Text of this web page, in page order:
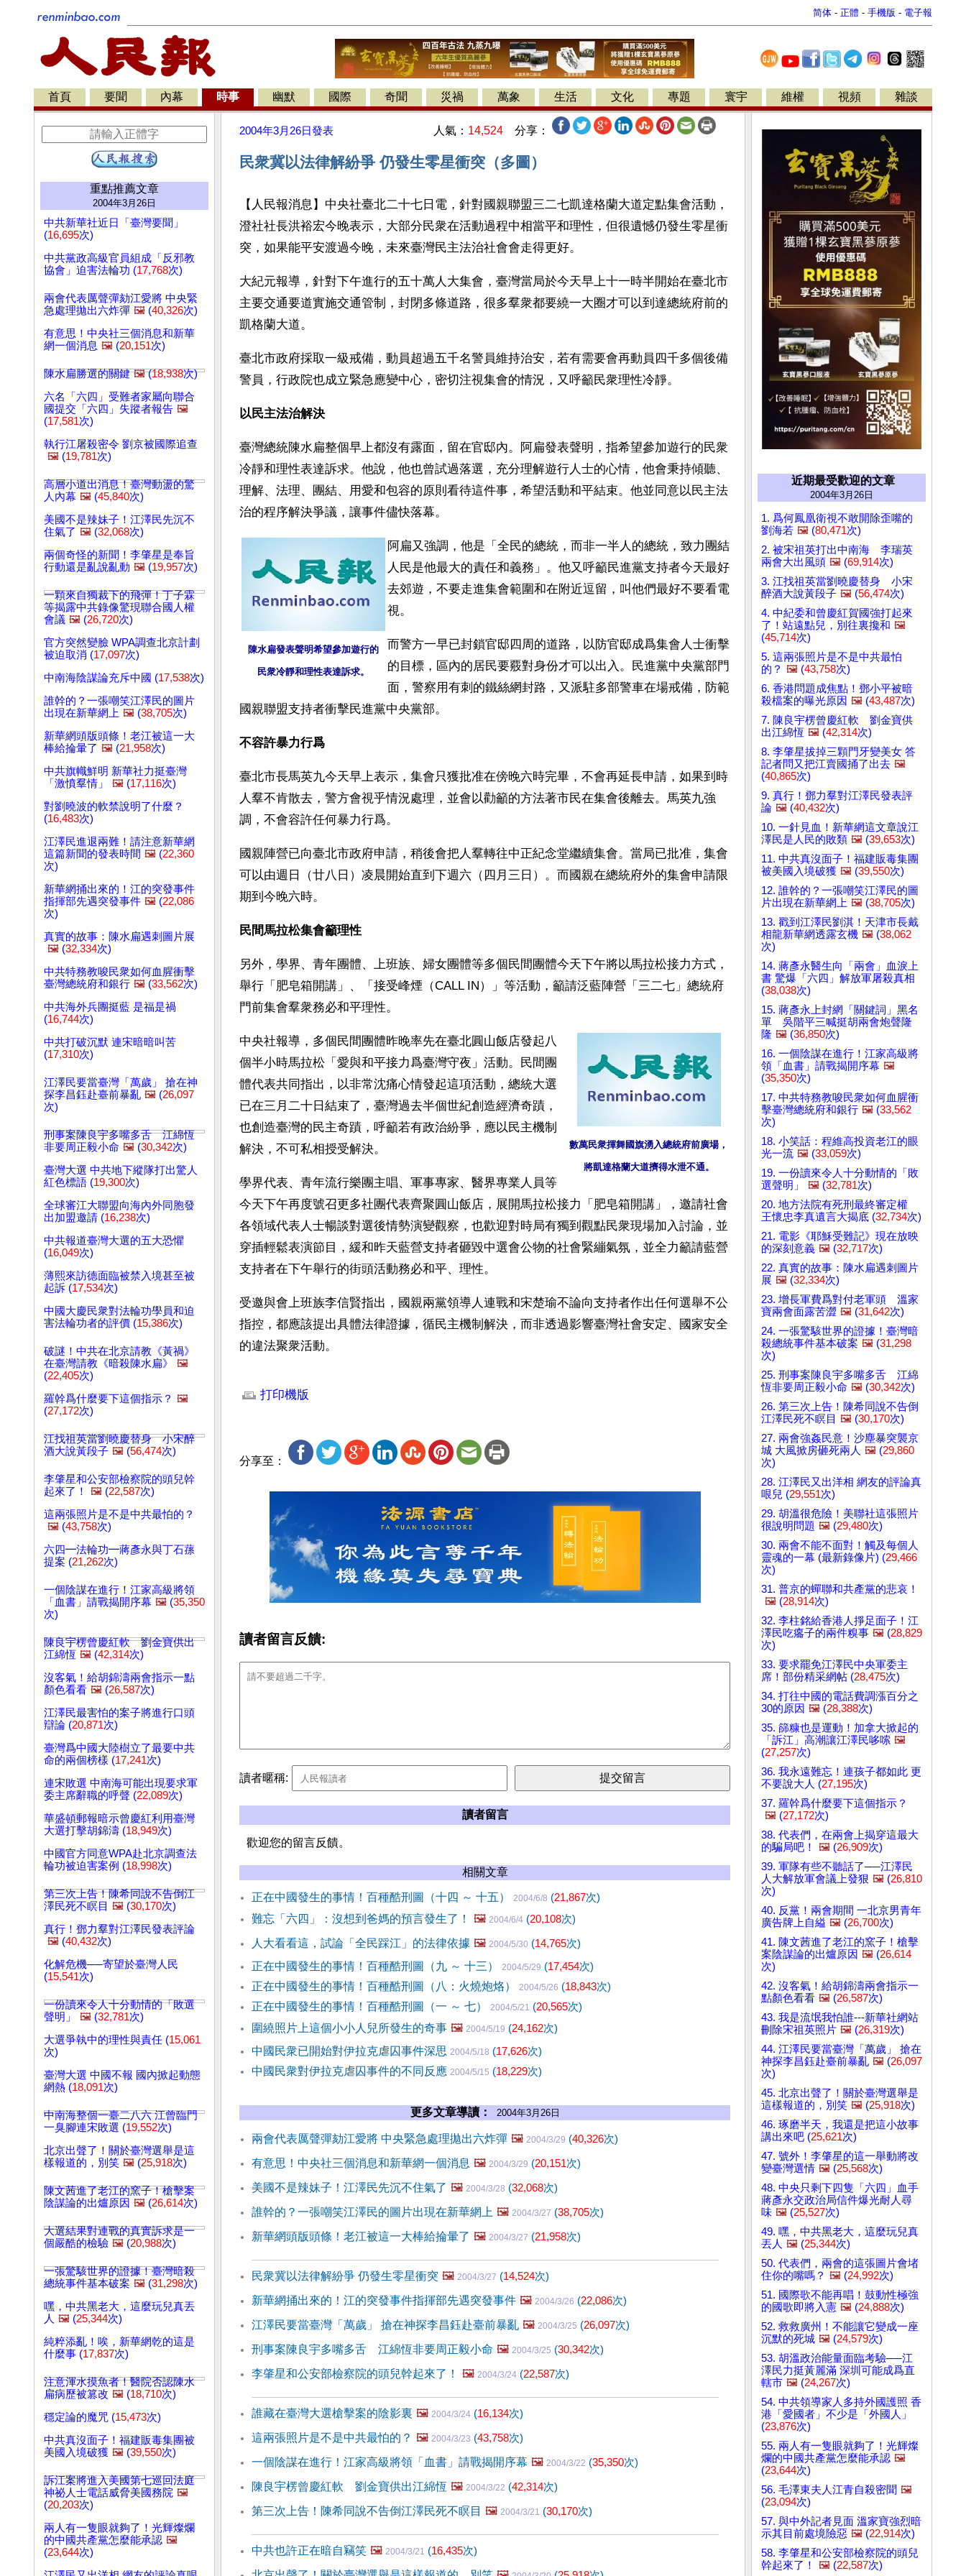
简体 - 正體 - 手機版 - 電子報
首頁 要聞 內幕 時事 幽默 國際 奇聞 災禍 萬象 生活 文化 專題 寰宇 維權 視頻 雜談
重點推薦文章
2004年3月26日
中共新華社近日「臺灣要聞」
(16,695次)
中共黨政高級官員組成「反邪教
協會」迫害法輪功 (17,768次)
兩會代表厲聲彈劾江愛將 中央緊
急處理拋出六炸彈 🖼️ (40,326次)
有意思！中央社三個消息和新華
網一個消息 🖼️ (20,151次)
陳水扁勝選的關鍵 🖼️(18,938次)
六名「六四」受難者家屬向聯合
國提交「六四」失蹤者報告 🖼️
(17,581次)
執行江屠殺密令 劉京被國際追查
🖼️ (19,781次)
高層小道出消息！臺灣動盪的驚
人內幕 🖼️ (45,840次)
美國不是辣妹子！江澤民先沉不
住氣了 🖼️ (32,068次)
兩個奇怪的新聞！李肇星是奉旨
行動還是亂說亂動 🖼️ (19,957次)
一顆來自獨裁下的飛彈！丁子霖
等揭露中共錄像驚現聯合國人權
會議 🖼️ (26,720次)
官方突然變臉 WPA調查北京計劃
被迫取消 (17,097次)
中南海陰謀論充斥中國 (17,538次)
誰幹的？一張嘲笑江澤民的圖片
出現在新華網上 🖼️ (38,705次)
新華網頭版頭條！老江被這一大
棒給掄暈了 🖼️ (21,958次)
中共旗幟鮮明 新華社力挺臺灣
「激憤羣情」
🖼️ (17,116次)
對劉曉波的軟禁說明了什麼？
(16,483次)
江澤民進退兩難！請注意新華網
這篇新聞的發表時間 🖼️ (22,360
次)
新華網捅出來的！江的突發事件
指揮部先遇突發事件 🖼️ (22,086
次)
真實的故事：陳水扁遇刺圖片展
🖼️ (32,334次)
中共特務教唆民衆如何血腥衝擊
臺灣總統府和銀行 🖼️ (33,562次)
中共海外兵團挺藍 是福是禍
(16,744次)
中共打破沉默 連宋暗暗叫苦
(17,310次)
江澤民要當臺灣「萬歲」 搶在神
探李昌鈺赴臺前暴亂 🖼️ (26,097
次)
刑事案陳良宇多嘴多舌 江綿恆
非要周正毅小命 🖼️ (30,342次)
臺灣大選 中共地下縱隊打出驚人
紅色標語 (19,300次)
全球審江大聯盟向海內外同胞發
出加盟邀請 (16,238次)
中共報道臺灣大選的五大恐懼
(16,049次)
薄熙來訪德面臨被禁入境甚至被
起訴 (17,534次)
中國大慶民衆對法輪功學員和迫
害法輪功者的評價 (15,386次)
破謎！中共在北京請教《黃禍》
在臺灣請教《暗殺陳水扁》
🖼️
(22,405次)
羅幹爲什麼要下這個指示？ 🖼️
(27,172次)
江找祖英當劉曉慶替身 小宋醉
酒大說黃段子 🖼️ (56,474次)
李肇星和公安部檢察院的頭兒幹
起來了！
🖼️ (22,587次)
這兩張照片是不是中共最怕的？
🖼️ (43,758次)
六四━法輪功━蔣彥永與丁石蓀
提案 (21,262次)
一個陰謀在進行！江家高級將領
「血書」請戰揭開序幕 🖼️ (35,350
次)
陳良宇楞曾慶紅軟 劉金寶供出
江綿恆 🖼️ (42,314次)
沒客氣！給胡錦濤兩會指示一點
顏色看看 🖼️ (26,587次)
江澤民最害怕的案子將進行口頭
辯論 (20,871次)
臺灣爲中國大陸樹立了最要中共
命的兩個榜樣 (17,241次)
連宋敗選 中南海可能出現要求軍
委主席辭職的呼聲 (22,089次)
華盛頓郵報暗示曾慶紅利用臺灣
大選打擊胡錦濤 (18,949次)
中國官方同意WPA赴北京調查法
輪功被迫害案例 (18,998次)
第三次上告！陳希同說不告倒江
澤民死不瞑目 🖼️ (30,170次)
真行！鄧力羣對江澤民發表評論
🖼️ (40,432次)
化解危機──寄望於臺灣人民
(15,541次)
一份讀來令人十分動情的「敗選
聲明」
🖼️ (32,781次)
大選爭執中的理性與責任 (15,061
次)
臺灣大選 中國不報 國內掀起動態
網熱 (18,091次)
中南海整個一臺二八六 江曾臨門
一臭腳連宋敗選 (19,552次)
北京出聲了！關於臺灣選舉是這
樣報道的，別笑 🖼️ (25,918次)
陳文茜進了老江的窯子！槍擊案
陰謀論的出爐原因 🖼️ (26,614次)
大選結果對連戰的真實訴求是一
個嚴酷的檢驗 🖼️ (20,988次)
一張驚駭世界的證據！臺灣暗殺
總統事件基本破案 🖼️ (31,298次)
嘿，中共黑老大，這麼玩兒真丟
人 🖼️ (25,344次)
純粹添亂！唉，新華網乾的這是
什麼事 (17,837次)
注意渾水摸魚者！醫院否認陳水
扁病歷被篡改 🖼️ (18,710次)
穩定論的魔咒 (15,473次)
中共真沒面子！福建販毒集團被
美國入境破獲 🖼️ (39,550次)
訴江案將進入美國第七巡回法庭
神祕人士電話威脅美國務院 🖼️
(20,203次)
兩人有一隻眼就夠了！光輝燦爛
的中國共產黨怎麼能承認 🖼️
(23,644次)
2004年3月26日發表 人氣： 14,524 分享：
民衆冀以法律解紛爭 仍發生零星衝突（多圖）
【人民報消息】中央社臺北二十七日電，針對國親聯盟三二七凱達格蘭大道定點集會活動，
澄社社長洪裕宏今晚表示，大部分民衆在活動過程中相當平和理性，但很遺憾仍發生零星衝
突，如果能平安渡過今晚，未來臺灣民主法治社會會走得更好。
大紀元報導，針對下午進行的五十萬人大集會，臺灣當局於今天早上十一時半開始在臺北市
主要交通要道實施交通管制，封閉多條道路，很多羣衆都要繞一大圈才可以到達總統府前的
凱格蘭大道。
臺北市政府採取一級戒備，動員超過五千名警員維持治安，若有需要會再動員四千多個後備
警員，行政院也成立緊急應變中心，密切注視集會的情況，又呼籲民衆理性冷靜。
以民主法治解決
臺灣總統陳水扁整個早上都沒有露面，留在官邸內。阿扁發表聲明，指希望參加遊行的民衆
冷靜和理性表達訴求。他說，他也曾試過落選，充分理解遊行人士的心情，他會秉持傾聽、
理解、法理、團結、用愛和包容的原則看待這件事，希望活動和平結束。他並同意以民主法
治的程序解決爭議，讓事件儘快落幕。
陳水扁發表聲明希望參加遊行的
民衆冷靜和理性表達訴求。
阿扁又強調，他是「全民的總統，而非一半人的總統，致力團結
人民是他最大的責任和義務」。他又呼籲民進黨支持者今天最好
去郊遊，不要走進集會範圍和在附近逗留，叫他們最好不要看電
視。
而警方一早已封鎖官邸四周的道路，以防官邸成爲集會人士衝擊
的目標，區內的居民要覈對身份才可以出入。民進黨中央黨部門
面，警察用有刺的鐵絲網封路，又派駐多部警車在場戒備，防範
國親聯盟支持者衝擊民進黨中央黨部。
不容許暴力行爲
臺北市長馬英九今天早上表示，集會只獲批准在傍晚六時完畢，不會再延長申請，如果到時
人羣不肯散去，警方會視乎情況處理，並會以勸籲的方法著市民在集會後離去。馬英九強
調，不會容許任何暴力行爲。
國親陣營已向臺北市政府申請，稍後會把人羣轉往中正紀念堂繼續集會。當局已批准，集會
可以由週日（廿八日）凌晨開始直到下週六（四月三日）。而國親在總統府外的集會申請限
期到今晚六時。
民間馬拉松集會籲理性
另外，學界、青年團體、上班族、婦女團體等多個民間團體今天下午將以馬拉松接力方式，
舉行「肥皂箱開講」、「接受峰煙（CALL IN）」等活動，籲請泛藍陣營「三二七」總統府
門前集會羣衆務必和平理性。
數萬民衆揮舞國旗湧入總統府前廣場，
將凱達格蘭大道擠得水泄不通。
中央社報導，多個民間團體昨晚率先在臺北圓山飯店發起八
個半小時馬拉松「愛與和平接力爲臺灣守夜」活動。民間團
體代表共同指出，以非常沈痛心情發起這項活動，總統大選
已在三月二十日結束了，臺灣過去半個世紀創造經濟奇蹟，
也創造臺灣的民主奇蹟，呼籲若有政治紛爭，應以民主機制
解決，不可私相授受解決。
學界代表、青年流行樂團主唱、軍事專家、醫界專業人員等
今天下午再度號召更多社團代表齊聚圓山飯店，展開馬拉松接力「肥皂箱開講」，邀請社會
各領域代表人士暢談對選後情勢演變觀察，也歡迎對時局有獨到觀點民衆現場加入討論，並
穿插輕鬆表演節目，緩和昨天藍營支持者砸毀中選會公物的社會緊繃氣氛，並全力籲請藍營
支持者在下午舉行的街頭活動務必和平、理性。
受邀與會上班族李信賢指出，國親兩黨領導人連戰和宋楚瑜不論向支持者作出任何選舉不公
指控，都應該提出具體法律證據，循民主機制解決，而非透過影響臺灣社會安定、國家安全
的違法聚衆活動。
打印機版
分享至：
讀者留言反饋:
讀者暱稱:
讀者留言
歡迎您的留言反饋。
相關文章
正在中國發生的事情！百種酷刑圖（十四 ～ 十五） 2004/6/8 (21,867次)
難忘「六四」：沒想到爸媽的預言發生了！
🖼️ 2004/6/4 (20,108次)
人大看看這，試論「全民踩江」的法律依據 🖼️ 2004/5/30 (14,765次)
正在中國發生的事情！百種酷刑圖（九 ～ 十三）
2004/5/29 (17,454次)
正在中國發生的事情！百種酷刑圖（八：火燒炮烙）
2004/5/26 (18,843次)
正在中國發生的事情！百種酷刑圖（一 ～ 七）
2004/5/21 (20,565次)
圍繞照片上這個小小人兒所發生的奇事 🖼️ 2004/5/19 (24,162次)
中國民衆已開始對伊拉克虐囚事件深思 2004/5/18 (17,626次)
中國民衆對伊拉克虐囚事件的不同反應 2004/5/15 (18,229次)
更多文章導讀： 2004年3月26日
兩會代表厲聲彈劾江愛將 中央緊急處理拋出六炸彈 🖼️ 2004/3/29 (40,326次)
有意思！中央社三個消息和新華網一個消息 🖼️ 2004/3/29 (20,151次)
美國不是辣妹子！江澤民先沉不住氣了 🖼️ 2004/3/28 (32,068次)
誰幹的？一張嘲笑江澤民的圖片出現在新華網上 🖼️ 2004/3/27 (38,705次)
新華網頭版頭條！老江被這一大棒給掄暈了 🖼️ 2004/3/27 (21,958次)
民衆冀以法律解紛爭 仍發生零星衝突 🖼️ 2004/3/27 (14,524次)
新華網捅出來的！江的突發事件指揮部先遇突發事件 🖼️ 2004/3/26 (22,086次)
江澤民要當臺灣「萬歲」 搶在神探李昌鈺赴臺前暴亂 🖼️ 2004/3/25 (26,097次)
刑事案陳良宇多嘴多舌 江綿恆非要周正毅小命 🖼️ 2004/3/25 (30,342次)
李肇星和公安部檢察院的頭兒幹起來了！
🖼️ 2004/3/24 (22,587次)
誰藏在臺灣大選槍擊案的陰影裏 🖼️ 2004/3/24 (16,134次)
這兩張照片是不是中共最怕的？ 🖼️ 2004/3/23 (43,758次)
一個陰謀在進行！江家高級將領「血書」請戰揭開序幕 🖼️ 2004/3/22 (35,350次)
陳良宇楞曾慶紅軟 劉金寶供出江綿恆 🖼️ 2004/3/22 (42,314次)
第三次上告！陳希同說不告倒江澤民死不瞑目 🖼️ 2004/3/21 (30,170次)
中共也許正在暗自竊笑 🖼️ 2004/3/21 (16,435次)
近期最受歡迎的文章
2004年3月26日
1. 爲何鳳凰衛視不敢開除歪嘴的
劉海若 🖼️ (80,471次)
2. 被宋祖英打出中南海 李瑞英
兩會大出風頭 🖼️ (69,914次)
3. 江找祖英當劉曉慶替身 小宋
醉酒大說黃段子 🖼️ (56,474次)
4. 中紀委和曾慶紅賀國強打起來
了！站遠點兒，別往裏攙和 🖼️
(45,714次)
5. 這兩張照片是不是中共最怕
的？ 🖼️ (43,758次)
6. 香港問題成焦點！鄧小平被暗
殺檔案的曝光原因 🖼️ (43,487次)
7. 陳良宇楞曾慶紅軟 劉金寶供
出江綿恆 🖼️ (42,314次)
8. 李肇星拔掉三顆門牙變美女 答
記者問又把江賣國捅了出去 🖼️
(40,865次)
9. 真行！鄧力羣對江澤民發表評
論 🖼️ (40,432次)
10. 一針見血！新華網這文章說江
澤民是人民的敗類 🖼️ (39,653次)
11. 中共真沒面子！福建販毒集團
被美國入境破獲 🖼️ (39,550次)
12. 誰幹的？一張嘲笑江澤民的圖
片出現在新華網上 🖼️ (38,705次)
13. 戳到江澤民劉淇！天津市長戴
相龍新華網透露玄機 🖼️ (38,062
次)
14. 蔣彥永醫生向「兩會」血淚上
書 驚爆「六四」解放軍屠殺真相
(38,038次)
15. 蔣彥永上封網「關鍵詞」黑名
單 吳階平三喊挺胡兩會炮聲隆
隆 🖼️ (36,850次)
16. 一個陰謀在進行！江家高級將
領「血書」請戰揭開序幕 🖼️
(35,350次)
17. 中共特務教唆民衆如何血腥衝
擊臺灣總統府和銀行 🖼️ (33,562
次)
18. 小笑話：程維高投資老江的眼
光一流 🖼️ (33,059次)
19. 一份讀來令人十分動情的「敗
選聲明」
🖼️ (32,781次)
20. 地方法院有死刑最終審定權
王懷忠李真遺言大揭底 (32,734次)
21. 電影《耶穌受難記》現在放映
的深刻意義 🖼️ (32,717次)
22. 真實的故事：陳水扁遇刺圖片
展 🖼️ (32,334次)
23. 增長軍費爲對付老軍頭 溫家
寶兩會面露苦澀 🖼️ (31,642次)
24. 一張驚駭世界的證據！臺灣暗
殺總統事件基本破案 🖼️ (31,298
次)
25. 刑事案陳良宇多嘴多舌 江綿
恆非要周正毅小命 🖼️ (30,342次)
26. 第三次上告！陳希同說不告倒
江澤民死不瞑目 🖼️ (30,170次)
27. 兩會強姦民意！沙塵暴突襲京
城 大風掀房砸死兩人 🖼️ (29,860
次)
28. 江澤民又出洋相 網友的評論真
哏兒 (29,551次)
29. 胡溫很危險！美聯社這張照片
很說明問題 🖼️ (29,480次)
30. 兩會不能不面對！觸及每個人
靈魂的一幕 (最新錄像片) (29,466
次)
31. 普京的蟬聯和共產黨的悲哀！
🖼️ (28,914次)
32. 李柱銘給香港人掙足面子！江
澤民吃癟子的兩件糗事 🖼️ (28,829
次)
33. 要求罷免江澤民中央軍委主
席！部份精采網帖 (28,475次)
34. 打往中國的電話費調漲百分之
30的原因 🖼️ (28,388次)
35. 篩糠也是運動！加拿大掀起的
「訴江」高潮讓江澤民哆嗦 🖼️
(27,257次)
36. 我永遠難忘！連孩子都如此 更
不要說大人 (27,195次)
37. 羅幹爲什麼要下這個指示？
🖼️ (27,172次)
38. 代表們，在兩會上揭穿這最大
的騙局吧！
🖼️ (26,909次)
39. 軍隊有些不聽話了──江澤民
人大解放軍會議上發狠 🖼️ (26,810
次)
40. 反黨！兩會期間 一北京男青年
廣告牌上自縊 🖼️ (26,700次)
41. 陳文茜進了老江的窯子！槍擊
案陰謀論的出爐原因 🖼️ (26,614
次)
42. 沒客氣！給胡錦濤兩會指示一
點顏色看看 🖼️ (26,587次)
43. 我是流氓我怕誰---新華社網站
刪除宋祖英照片 🖼️ (26,319次)
44. 江澤民要當臺灣「萬歲」 搶在
神探李昌鈺赴臺前暴亂 🖼️ (26,097
次)
45. 北京出聲了！關於臺灣選舉是
這樣報道的，別笑 🖼️ (25,918次)
46. 琢磨半天，我還是把這小故事
講出來吧 (25,621次)
47. 號外！李肇星的這一舉動將改
變臺灣選情 🖼️ (25,568次)
48. 中央只剩下四隻「六四」血手
蔣彥永交政治局信件爆光耐人尋
味 🖼️ (25,527次)
49. 嘿，中共黑老大，這麼玩兒真
丟人 🖼️ (25,344次)
50. 代表們，兩會的這張圖片會堵
住你的嘴嗎？ 🖼️ (24,992次)
51. 國際歌不能再唱！鼓動性極強
的國歌即將入憲 🖼️ (24,888次)
52. 救救廣州！不能讓它變成一座
沉默的死城 🖼️ (24,579次)
53. 胡溫政治能量面臨考驗──江
澤民力挺黃麗滿 深圳可能成爲直
轄市 🖼️ (24,267次)
54. 中共領導家人多持外國護照 香
港「愛國者」不少是「外國人」
(23,876次)
55. 兩人有一隻眼就夠了！光輝燦
爛的中國共產黨怎麼能承認 🖼️
(23,644次)
56. 毛澤東夫人江青自殺密聞 🖼️
(23,094次)
57. 與中外記者見面 溫家寶強烈暗
示其目前處境險惡 🖼️ (22,914次)
58. 李肇星和公安部檢察院的頭兒
幹起來了！
🖼️ (22,587次)